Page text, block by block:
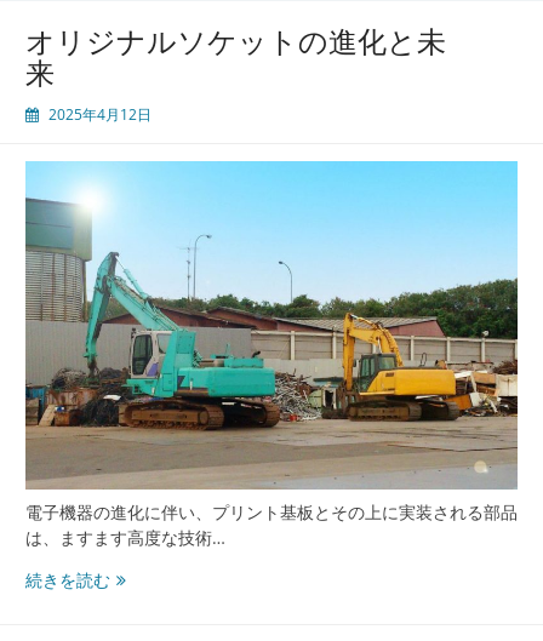
オリジナルソケットの進化と未
来
2025年4月12日
電子機器の進化に伴い、プリント基板とその上に実装される部品
は、ますます高度な技術…
続きを読むオ